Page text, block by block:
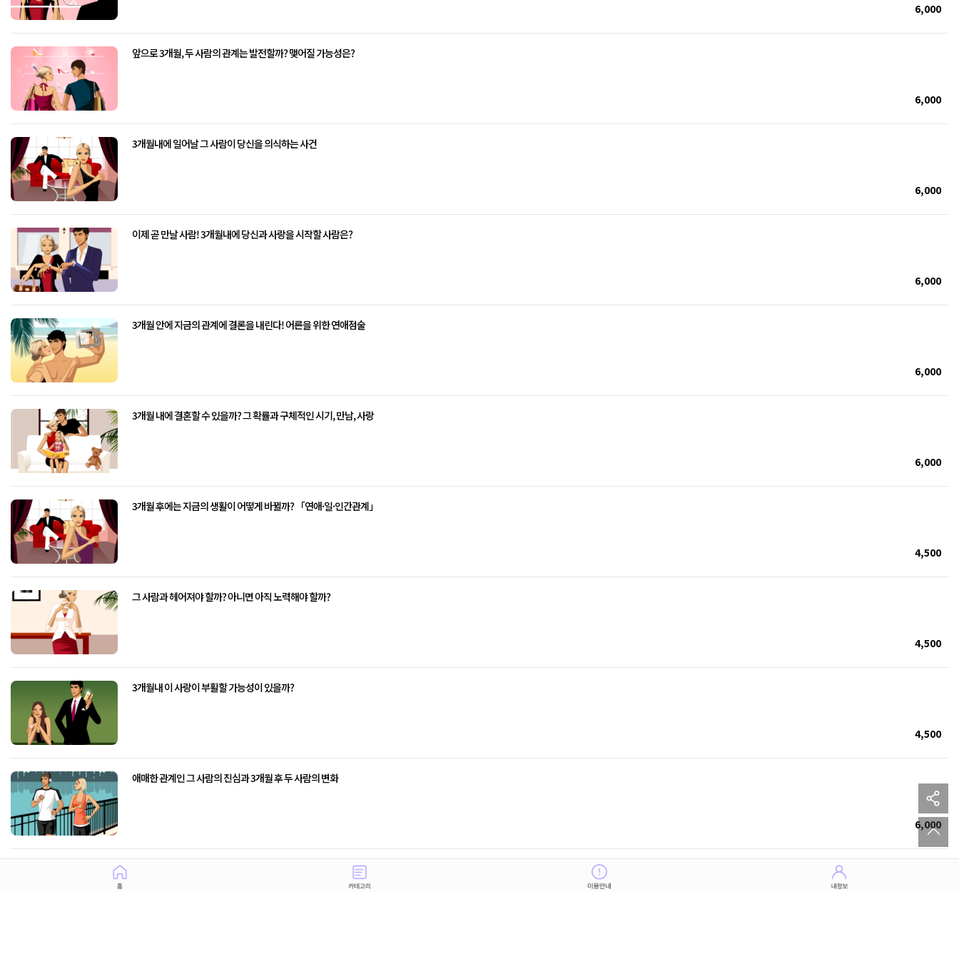
6,000
앞으로 3개월, 두 사람의 관계는 발전할까? 맺어질 가능성은?
6,000
3개월내에 일어날 그 사람이 당신을 의식하는 사건
6,000
이제 곧 만날 사람! 3개월내에 당신과 사랑을 시작할 사람은?
6,000
3개월 안에 지금의 관계에 결론을 내린다! 어른을 위한 연애점술
6,000
3개월 내에 결혼할 수 있을까? 그 확률과 구체적인 시기, 만남, 사랑
6,000
3개월 후에는 지금의 생활이 어떻게 바뀔까? 「연애·일·인간관계」
4,500
그 사람과 헤어져야 할까? 아니면 아직 노력해야 할까?
4,500
3개월내 이 사랑이 부활할 가능성이 있을까?
4,500
애매한 관계인 그 사람의 진심과 3개월 후 두 사람의 변화
6,000
아직 물어보지 못한 고민… 그 사람은 나와 결혼할 생각이 있을까